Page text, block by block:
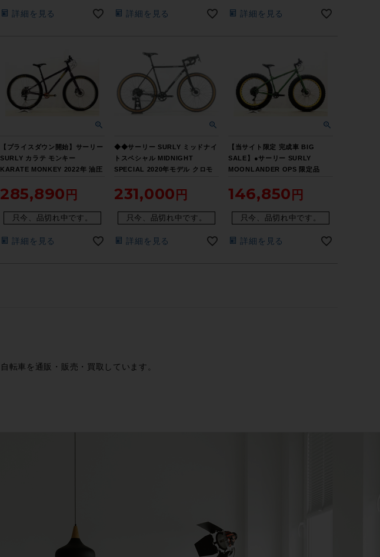
詳細を見る 詳細を見る 詳細を見る
【プライスダウン開始】サーリー
SURLY カラテ モンキー
KARATE MONKEY 2022年 油圧
バイク Boost規格 Sサイズ パー
プル 【お買い得SALE】
285,890
只今、品切れ中です。
詳細を見る
◆◆サーリー SURLY ミッドナイ
トスペシャル MIDNIGHT
SPECIAL 2020年モデル クロモ
SRAM RIVAL 1x11速（サイクル
パラダイス大阪より配送）
231,000
只今、品切れ中です。
詳細を見る
【当サイト限定 完成車 BIG
SALE】●サーリー SURLY
MOONLANDER OPS 限定品
クロモリ ファットバイク
FATBIKE Sサイズ グリーン 【期
間限定 7/27 午前10時迄】
146,850
只今、品切れ中です。
詳細を見る
転車を通販・販売・買取しています。